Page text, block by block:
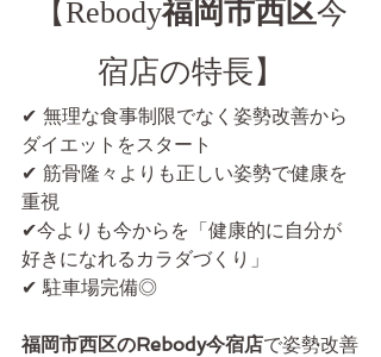
【Rebody福岡市西区今
宿店の特長】
✔ 無理な食事制限でなく姿勢改善から
ダイエットをスタート
✔ 筋骨隆々よりも正しい姿勢で健康を
重視
✔今よりも今からを「健康的に自分が
好きになれるカラダづくり」
✔ 駐車場完備◎
福岡市西区のRebody今宿店で姿勢改善